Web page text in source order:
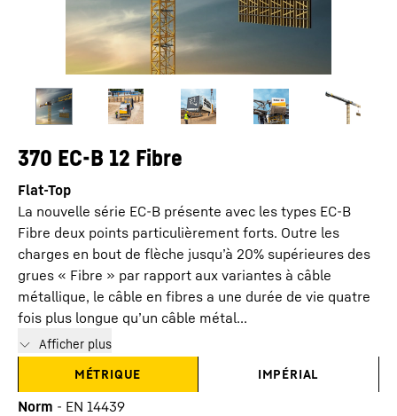
370 EC-B 12 Fibre
Flat-Top
La nouvelle série EC-B présente avec les types EC-B
Fibre deux points particulièrement forts. Outre les
charges en bout de flèche jusqu’à 20% supérieures des
grues « Fibre » par rapport aux variantes à câble
métallique, le câble en fibres a une durée de vie quatre
fois plus longue qu’un câble métal...
Afficher plus
MÉTRIQUE
IMPÉRIAL
Norm - EN 14439